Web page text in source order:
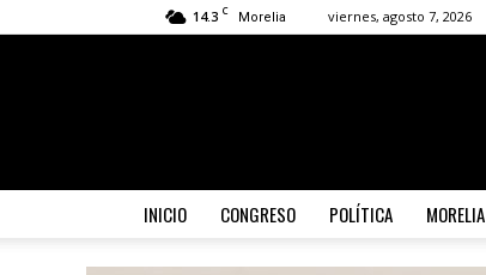
14.3 C Morelia viernes, agosto 7, 2026
INICIO CONGRESO POLÍTICA MORELIA